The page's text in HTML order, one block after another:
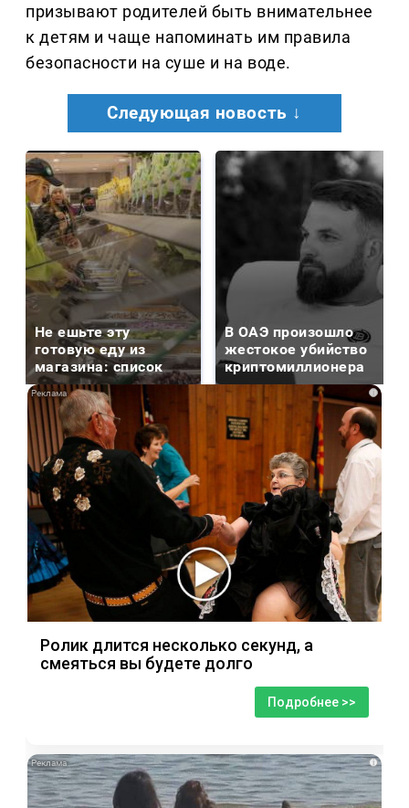
призывают родителей быть внимательнее
к детям и чаще напоминать им правила
безопасности на суше и на воде.
Следующая новость ↓
Не ешьте эту
готовую еду из
магазина: список
В ОАЭ произошло
жестокое убийство
криптомиллионера
i
Ролик длится несколько секунд, а
смеяться вы будете долго
Подробнее >>
i